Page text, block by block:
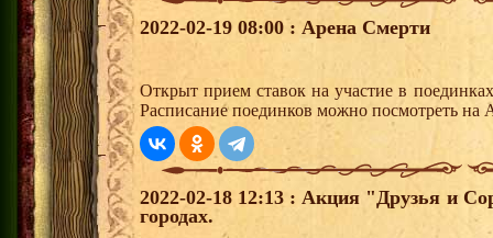
2022-02-19 08:00 : Арена Смерти
Открыт прием ставок на участие в
Расписание поединков можно посмотреть на
2022-02-18 12:13 : Акция "Друзья и
городах.